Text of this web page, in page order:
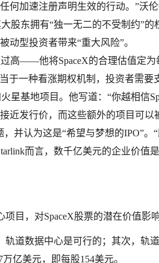
何加速注册声明生效的行动。”沃
股东拥有“独一无二的不受制约”的
动型投资者带来“重大风险”。
高——他将SpaceX的合理估值定
于一种看涨期权机制，投资者需要
星基地项目。他写道：“你越相信
近发行价，而这些额外的项目可以
并认为这是“希望与梦想的IPO”
而言，数千亿美元的企业价值
目，对SpaceX股票的潜在价值影响
轨道数据中心是可行的；其次，轨
亿美元，即每股154美元。